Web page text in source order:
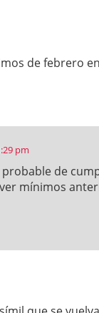
de febrero
pm
de
mínimos